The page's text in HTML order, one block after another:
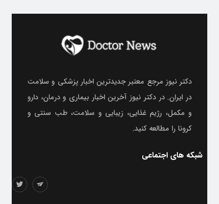
دکتر نیوز مرجع معتبر جدیدترین اخبار پزشکی و سلامت
در ایران. در دکتر نیوز آخرین اخبار بیماری و درمان، دارو
و مکمل، رژیم غذایی، زیبایی و سلامت، طب سنتی و
کرونا را مطالعه کنید.
شبکه های اجتماعی